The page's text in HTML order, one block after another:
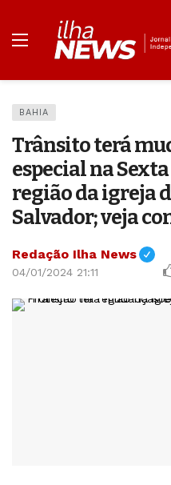
BAHIA
Trânsito terá
especial na
região da igreja
Salvador; veja
Redação Ilha News
04/01/2024 21:11